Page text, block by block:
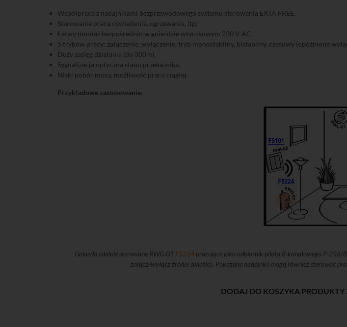
Współpraca z nadajnikami bezprzewodowego systemu sterowania EXTA FREE,
Sterowanie pracą oświetlenia, ogrzewania, itp;
Łatwy montaż bezpośrednio w gnieździe wtyczkowym 230 V AC,
5 trybów pracy: załączenie, wyłączenie, tryb monostabilny, bistabilny, czasowy (opóźnione
Duży zasięg działania (do 300m),
Sygnalizacja optyczna stanu przekaźnika,
Niski pobór mocy, możliwość pracy ciągłej.
Przykładowe zastosowanie:
Gniazdo zdalnie sterowane RWG-01 F5224 pracujące jako odbiornik pilota 8-kanałowego P-256/8
załącz/wyłącz źródeł światła). Pokazane nadajniki mogą również sterować
DODAJ DO KOSZYKA PRODUKTY